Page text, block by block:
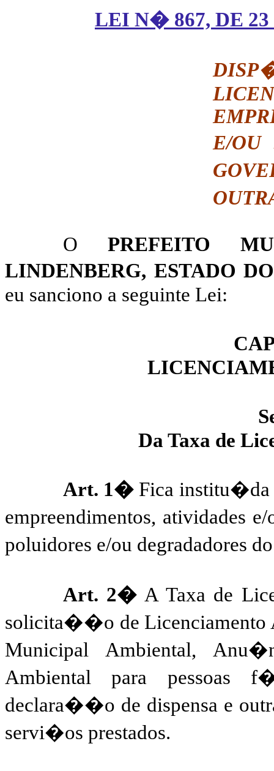
LEI N� 867, DE 23
E/OU
O PREFEITO
LINDENBERG, ESTADO
eu sanciono a seguinte Lei:
Da Taxa de
Art. 1�Fica institu�da
empreendimentos, atividades
poluidores e/ou degradadores
Art. 2� A Taxa de
solicita��o de
Municipal Ambiental,
Ambiental para pessoas
declara��o de dispensa e
servi�os prestados.